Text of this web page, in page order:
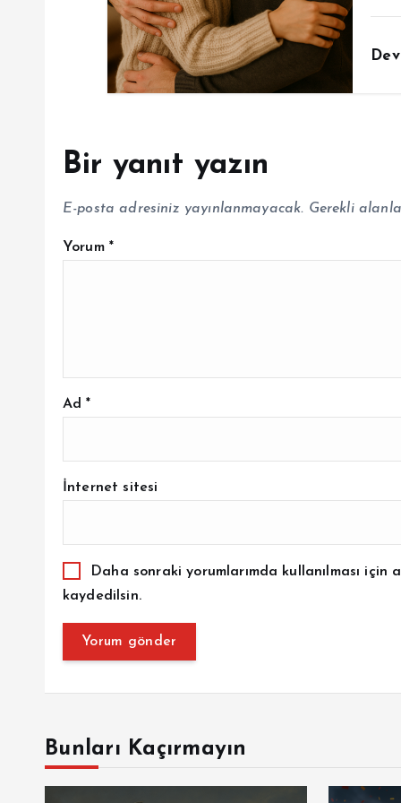
Bir yanıt yazın
E-posta adresiniz yayınlanmayacak. Gerekli
Yorum *
Ad*
İnternet sitesi
Daha sonraki yorumlarımda kullanılması için
kaydedilsin.
Bunları Kaçırmayın